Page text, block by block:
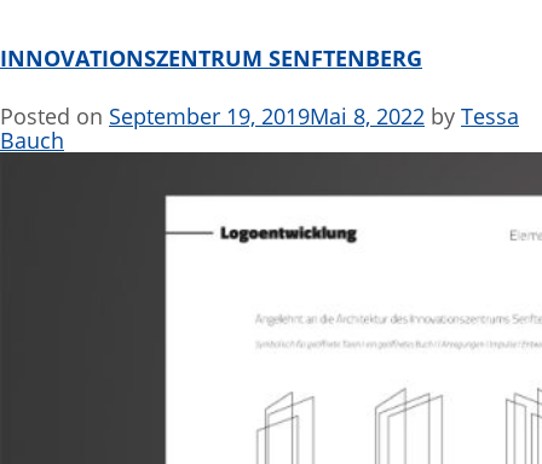
INNOVATIONSZENTRUM SENFTENBERG
Posted on September 19, 2019Mai 8, 2022 by Tessa
Bauch